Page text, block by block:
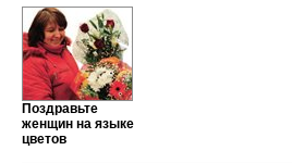
Поздравьте
женщин на языке
цветов